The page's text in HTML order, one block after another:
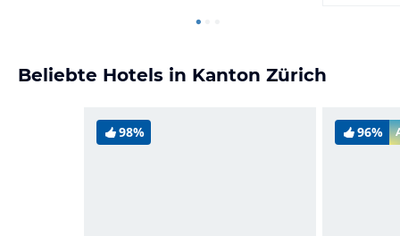
Beliebte Hotels in Kanton Zürich
98% 96%